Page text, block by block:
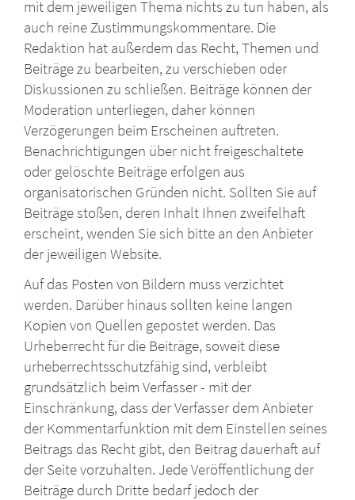
mit dem jeweiligen Thema nichts zu tun haben, als
auch reine Zustimmungskommentare. Die
Redaktion hat außerdem das Recht, Themen und
Beiträge zu bearbeiten, zu verschieben oder
Diskussionen zu schließen. Beiträge können der
Moderation unterliegen, daher können
Verzögerungen beim Erscheinen auftreten.
Benachrichtigungen über nicht freigeschaltete
oder gelöschte Beiträge erfolgen aus
organisatorischen Gründen nicht. Sollten Sie auf
Beiträge stoßen, deren Inhalt Ihnen zweifelhaft
erscheint, wenden Sie sich bitte an den Anbieter
der jeweiligen Website.
Auf das Posten von Bildern muss verzichtet
werden. Darüber hinaus sollten keine langen
Kopien von Quellen gepostet werden. Das
Urheberrecht für die Beiträge, soweit diese
urheberrechtsschutzfähig sind, verbleibt
grundsätzlich beim Verfasser - mit der
Einschränkung, dass der Verfasser dem Anbieter
der Kommentarfunktion mit dem Einstellen seines
Beitrags das Recht gibt, den Beitrag dauerhaft auf
der Seite vorzuhalten. Jede Veröffentlichung der
Beiträge durch Dritte bedarf jedoch der